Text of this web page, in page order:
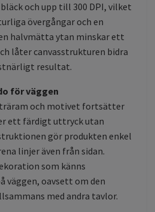
och upp till 300 DPI, vilket
övergångar och en
halvmätta ytan minskar ett
låter canvasstrukturen bidra
resultat.
för väggen
träram och motivet fortsätter
ett färdigt uttryck utan
gör produkten enkel
linjer även från sidan.
som känns
väggen, oavsett om den
med andra tavlor.